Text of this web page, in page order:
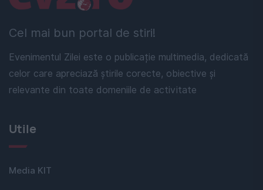
Cel mai bun portal de stiri!
Evenimentul Zilei este o publicație multimedia, dedicată
celor care apreciază știrile corecte, obiective și
relevante din toate domeniile de activitate
Utile
Media KIT